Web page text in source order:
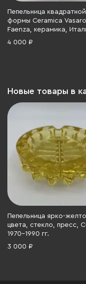
Пепельница квадратной
формы Ceramica Vasaro
Faenza, керамика,
1970-1980 гг.
4 000 ₽
Новые товары в
Пепельница ярко-
цвета, стекло, пресс,
1970-1990 гг.
3 000 ₽